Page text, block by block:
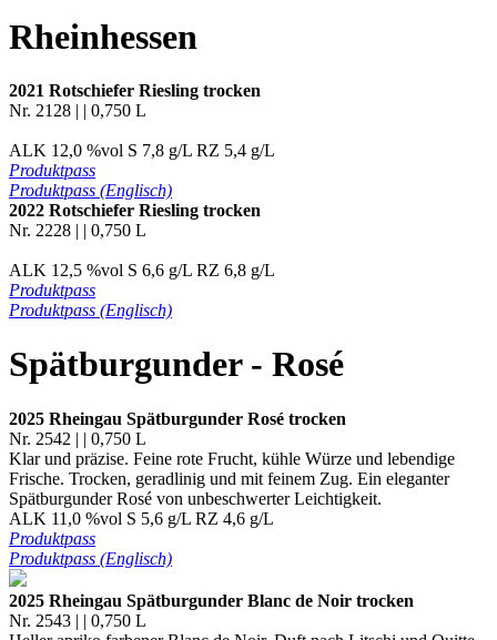
Rheinhessen
2021 Rotschiefer Riesling trocken
Nr. 2128 | | 0,750 L
ALK 12,0 %vol S 7,8 g/L RZ 5,4 g/L
Produktpass
Produktpass (Englisch)
2022 Rotschiefer Riesling trocken
Nr. 2228 | | 0,750 L
ALK 12,5 %vol S 6,6 g/L RZ 6,8 g/L
Produktpass
Produktpass (Englisch)
Spätburgunder - Rosé
2025 Rheingau Spätburgunder Rosé trocken
Nr. 2542 | | 0,750 L
Klar und präzise. Feine rote Frucht, kühle Würze und lebendige
Frische. Trocken, geradlinig und mit feinem Zug. Ein eleganter
Spätburgunder Rosé von unbeschwerter Leichtigkeit.
ALK 11,0 %vol S 5,6 g/L RZ 4,6 g/L
Produktpass
Produktpass (Englisch)
2025 Rheingau Spätburgunder Blanc de Noir trocken
Nr. 2543 | | 0,750 L